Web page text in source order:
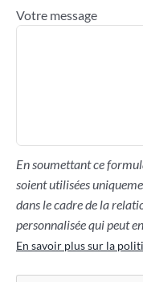
Votre message
En soumettant ce
soient utilisées
dans le cadre de la
personnalisée qui peut
En savoir plus sur la